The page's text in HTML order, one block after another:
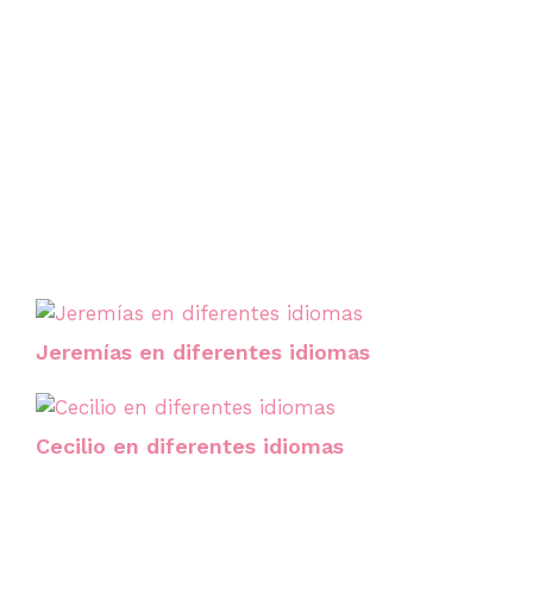
Jeremías en diferentes idiomas
Cecilio en diferentes idiomas